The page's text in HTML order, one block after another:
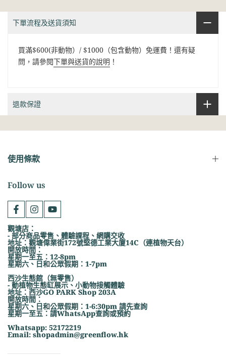
下單流程及送貨須知
買滿$600(非動物）/ $1000（包含動物）免運費！還有疑
問，請參閱下單與送貨的說明 ！
退款保證
使用條款
Follow us
觀塘店：
- 部分商品零售、體驗課程、網購交收
地址：觀塘偉業街172號堅德工業大廈14C（連植物天台）
開放時間：
星期一至五：12-8pm
星期六、日和公眾假期：1-7pm
西沙生態館（無零售）
- 動植物生態缸展示、小動物接觸體驗
地址：西沙GO PARK Shop 203A
開放時間：
星期六、日和公眾假期：1-6:30pm 請先查詢
星期一至五：請WhatsApp查詢或預約
Whatsapp: 52172219
Email: shopadmin@greenflow.hk